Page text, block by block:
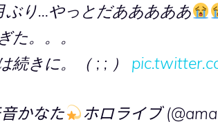
ぶり…やっとだあああああ
た。。。
続きに。（ ; ; ）
かなた ホロライブ